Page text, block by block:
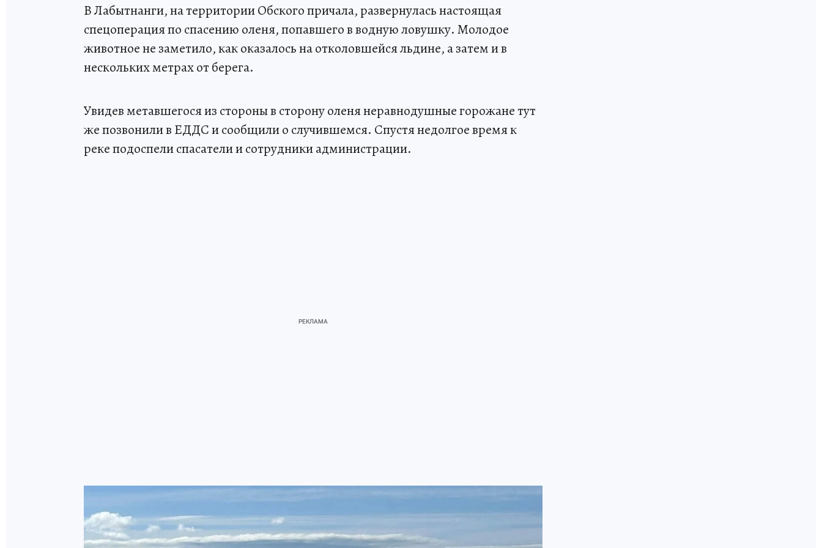
В Лабытнанги, на территории Обского причала, развернулась настоящая
спецоперация по спасению оленя, попавшего в водную ловушку. Молодое
животное не заметило, как оказалось на отколовшейся льдине, а затем и в
нескольких метрах от берега.
Увидев метавшегося из стороны в сторону оленя неравнодушные горожане тут
же позвонили в ЕДДС и сообщили о случившемся. Спустя недолгое время к
реке подоспели спасатели и сотрудники администрации.